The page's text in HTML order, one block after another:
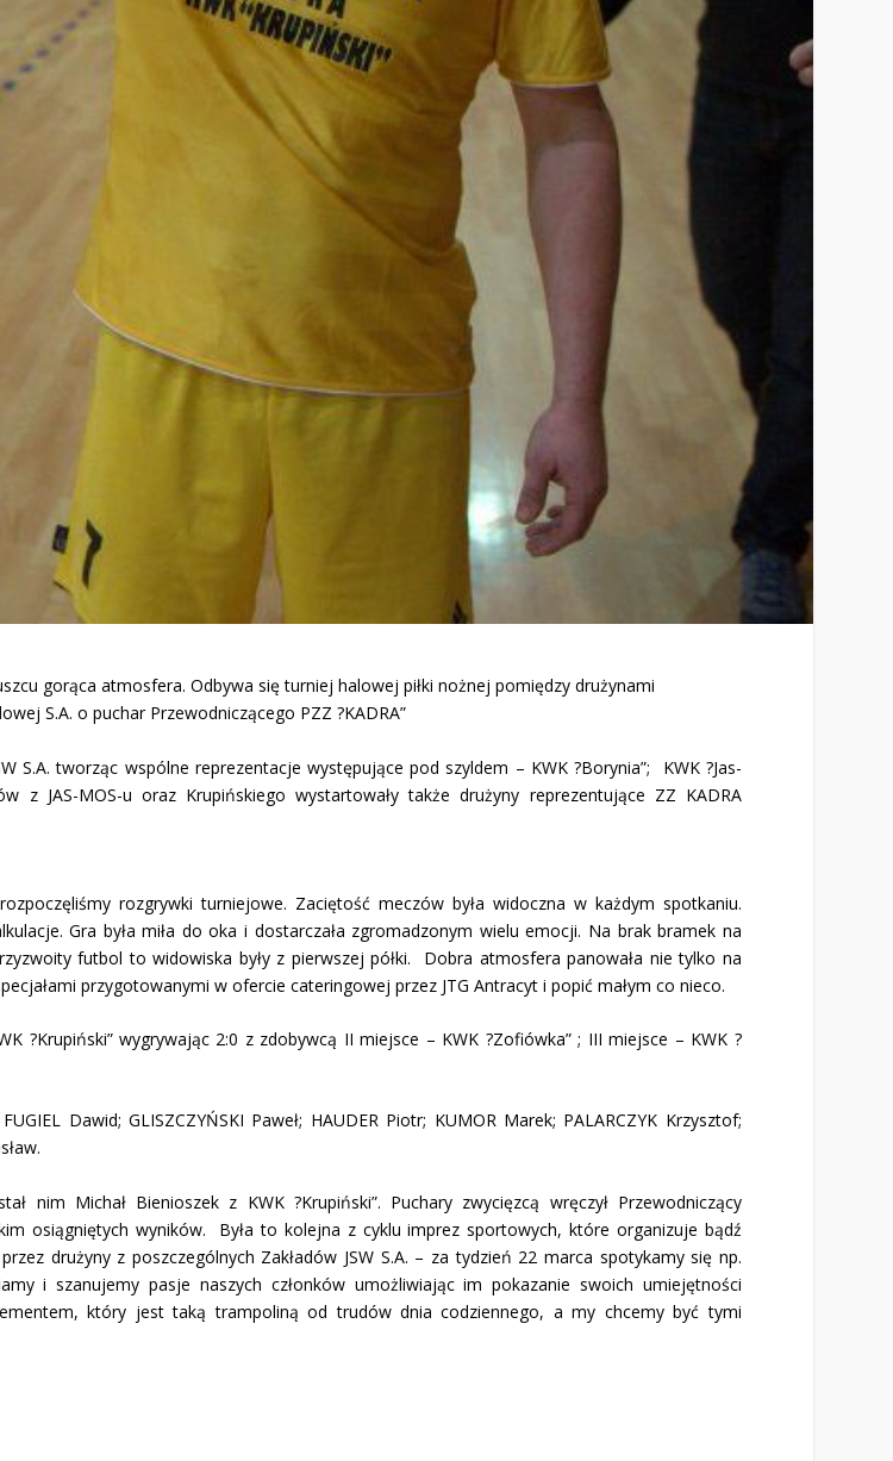
gorąca atmosfera. Odbywa się turniej halowej piłki nożnej pomiędzy drużynami
S.A. o puchar Przewodniczącego PZZ ?KADRA”
S.A. tworząc wspólne reprezentacje występujące pod szyldem – KWK ?Borynia”; KWK ?Jas-
z JAS-MOS-u oraz Krupińskiego wystartowały także drużyny reprezentujące ZZ KADRA
rozgrywki turniejowe. Zaciętość meczów była widoczna w każdym spotkaniu.
Gra była miła do oka i dostarczała zgromadzonym wielu emocji. Na brak bramek na
futbol to widowiska były z pierwszej półki. Dobra atmosfera panowała nie tylko na
przygotowanymi w ofercie cateringowej przez JTG Antracyt i popić małym co nieco.
?Krupiński” wygrywając 2:0 z zdobywcą II miejsce – KWK ?Zofiówka” ; III miejsce – KWK ?
Dawid; GLISZCZYŃSKI Paweł; HAUDER Piotr; KUMOR Marek; PALARCZYK Krzysztof;
nim Michał Bienioszek z KWK ?Krupiński”. Puchary zwycięzcą wręczył Przewodniczący
osiągniętych wyników. Była to kolejna z cyklu imprez sportowych, które organizuje bądź
drużyny z poszczególnych Zakładów JSW S.A. – za tydzień 22 marca spotykamy się np.
i szanujemy pasje naszych członków umożliwiając im pokazanie swoich umiejętności
który jest taką trampoliną od trudów dnia codziennego, a my chcemy być tymi